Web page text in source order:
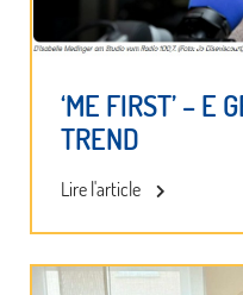
‘ME FIRST’ – E
TREND
Lire l'article